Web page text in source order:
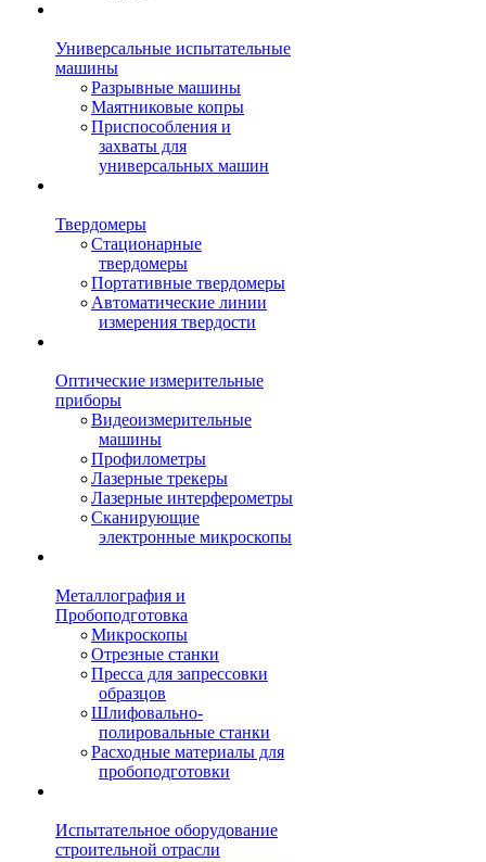
Универсальные испытательные
машины
Разрывные машины
Маятниковые копры
Приспособления и
захваты для
универсальных машин
Твердомеры
Стационарные
твердомеры
Портативные твердомеры
Автоматические линии
измерения твердости
Оптические измерительные
приборы
Видеоизмерительные
машины
Профилометры
Лазерные трекеры
Лазерные интерферометры
Сканирующие
электронные микроскопы
Металлография и
Пробоподготовка
Микроскопы
Отрезные станки
Пресса для запрессовки
образцов
Шлифовально-
полировальные станки
Расходные материалы для
пробоподготовки
Испытательное оборудование
строительной отрасли